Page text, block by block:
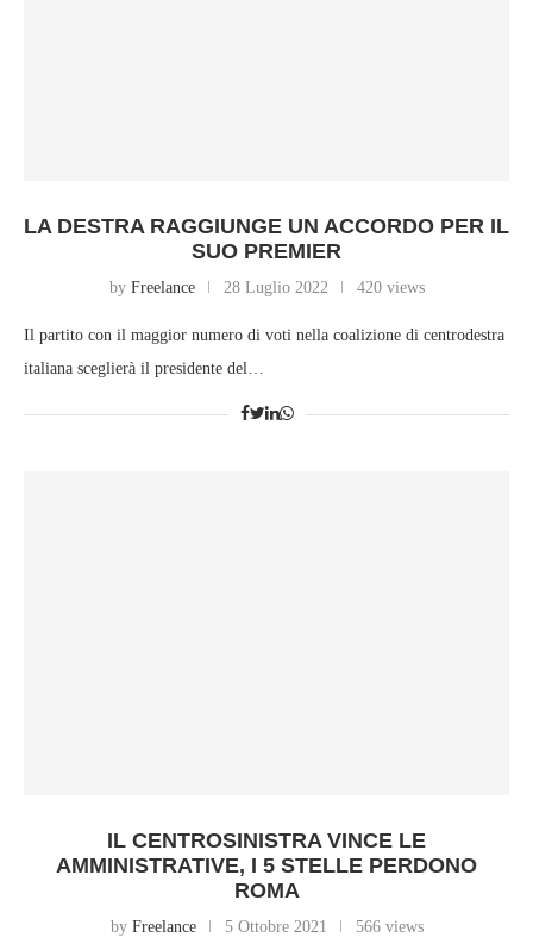
LA DESTRA RAGGIUNGE UN ACCORDO PER IL
SUO PREMIER
by Freelance 28 Luglio 2022 420 views
Il partito con il maggior numero di voti nella coalizione di centrodestra
italiana sceglierà il presidente del…
IL CENTROSINISTRA VINCE LE
AMMINISTRATIVE, I 5 STELLE PERDONO
ROMA
by Freelance 5 Ottobre 2021 566 views